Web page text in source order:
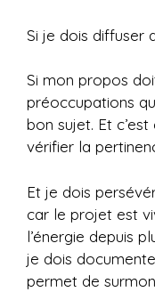
Si je dois diffuser
Si mon propos
préoccupations
bon sujet. Et
vérifier la
Et je dois
car le projet est
l’énergie depuis
je dois
permet de